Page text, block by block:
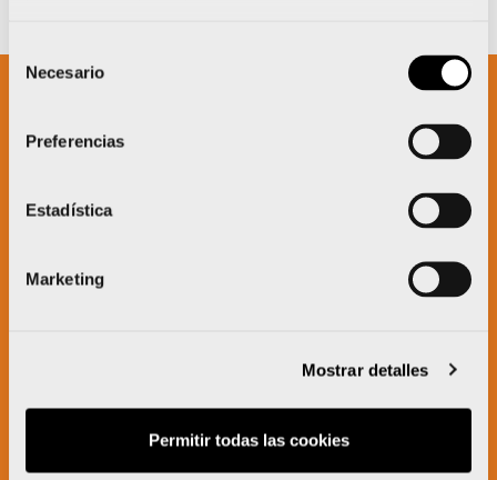
Selección
Necesario
Preferencias
Estadística
Marketing
Mostrar detalles
Permitir todas las cookies